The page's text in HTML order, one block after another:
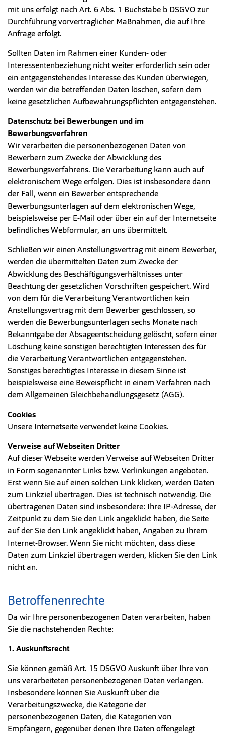
mit uns erfolgt nach Art. 6 Abs. 1 Buchstabe b DSGVO zur
Durchführung vorvertraglicher Maßnahmen, die auf Ihre
Anfrage erfolgt.
Sollten Daten im Rahmen einer Kunden- oder
Interessentenbeziehung nicht weiter erforderlich sein oder
ein entgegenstehendes Interesse des Kunden überwiegen,
werden wir die betreffenden Daten löschen, sofern dem
keine gesetzlichen Aufbewahrungspflichten entgegenstehen.
Datenschutz bei Bewerbungen und im
Bewerbungsverfahren
Wir verarbeiten die personenbezogenen Daten von
Bewerbern zum Zwecke der Abwicklung des
Bewerbungsverfahrens. Die Verarbeitung kann auch auf
elektronischem Wege erfolgen. Dies ist insbesondere dann
der Fall, wenn ein Bewerber entsprechende
Bewerbungsunterlagen auf dem elektronischen Wege,
beispielsweise per E-Mail oder über ein auf der Internetseite
befindliches Webformular, an uns übermittelt.
Schließen wir einen Anstellungsvertrag mit einem Bewerber,
werden die übermittelten Daten zum Zwecke der
Abwicklung des Beschäftigungsverhältnisses unter
Beachtung der gesetzlichen Vorschriften gespeichert. Wird
von dem für die Verarbeitung Verantwortlichen kein
Anstellungsvertrag mit dem Bewerber geschlossen, so
werden die Bewerbungsunterlagen sechs Monate nach
Bekanntgabe der Absageentscheidung gelöscht, sofern einer
Löschung keine sonstigen berechtigten Interessen des für
die Verarbeitung Verantwortlichen entgegenstehen.
Sonstiges berechtigtes Interesse in diesem Sinne ist
beispielsweise eine Beweispflicht in einem Verfahren nach
dem Allgemeinen Gleichbehandlungsgesetz (AGG).
Cookies
Unsere Internetseite verwendet keine Cookies.
Verweise auf Webseiten Dritter
Auf dieser Webseite werden Verweise auf Webseiten Dritter
in Form sogenannter Links bzw. Verlinkungen angeboten.
Erst wenn Sie auf einen solchen Link klicken, werden Daten
zum Linkziel übertragen. Dies ist technisch notwendig. Die
übertragenen Daten sind insbesondere: Ihre IP-Adresse, der
Zeitpunkt zu dem Sie den Link angeklickt haben, die Seite
auf der Sie den Link angeklickt haben, Angaben zu Ihrem
Internet-Browser. Wenn Sie nicht möchten, dass diese
Daten zum Linkziel übertragen werden, klicken Sie den Link
nicht an.
Betroffenenrechte
Da wir Ihre personenbezogenen Daten verarbeiten, haben
Sie die nachstehenden Rechte:
1. Auskunftsrecht
Sie können gemäß Art. 15 DSGVO Auskunft über Ihre von
uns verarbeiteten personenbezogenen Daten verlangen.
Insbesondere können Sie Auskunft über die
Verarbeitungszwecke, die Kategorie der
personenbezogenen Daten, die Kategorien von
Empfängern, gegenüber denen Ihre Daten offengelegt